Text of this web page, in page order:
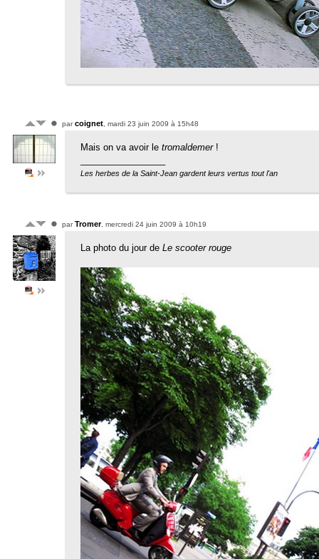
parcoignet , mardi 23 juin 2009 à 15h48
Mais on va avoir le tromaldemer!
Les herbes de la Saint-Jean gardent leurs vertus tout l'an
parTromer, mercredi 24 juin 2009 à 10h19
La photo du jour de Le scooter rouge